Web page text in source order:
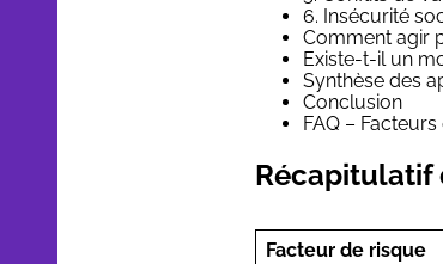
6. Insécurité
Comment agir
Existe-t-il un
Synthèse des
Conclusion
FAQ – Facteurs
Récapitulatif
Facteur de risque